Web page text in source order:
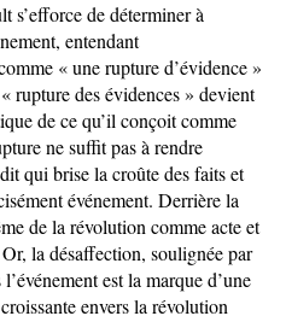
s’efforce de déterminer à
entendant
« une rupture d’évidence »
rupture des évidences » devient
de ce qu’il conçoit comme
ne suffit pas à rendre
qui brise la croûte des faits et
événement. Derrière la
de la révolution comme acte et
la désaffection, soulignée par
est la marque d’une
envers la révolution